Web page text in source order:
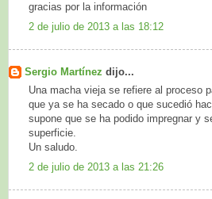
gracias por la información
2 de julio de 2013 a las 18:12
Sergio Martínez dijo...
Una macha vieja se refiere al proceso
que ya se ha secado o que sucedió
supone que se ha podido impregnar y
superficie.
Un saludo.
2 de julio de 2013 a las 21:26